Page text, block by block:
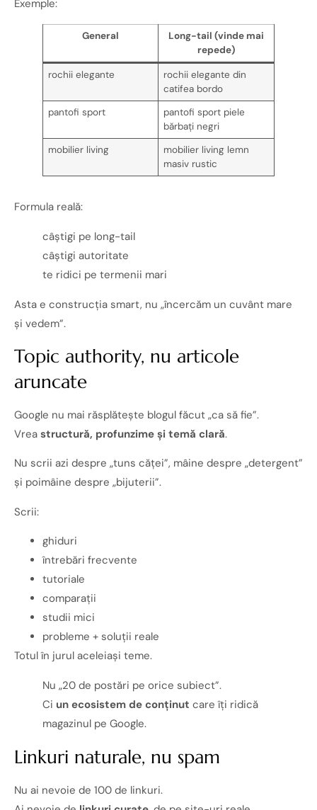
Exemple:
General
Long-tail (vinde mai
repede)
rochii elegante
rochii elegante din
catifea bordo
pantofi sport
pantofi sport piele
bărbați negri
mobilier living
mobilier living lemn
masiv rustic
Formula reală:
câștigi pe long-tail
câștigi autoritate
te ridici pe termenii mari
Asta e construcția smart, nu „încercăm un cuvânt mare
și vedem”.
Topic authority, nu articole
aruncate
Google nu mai răsplătește blogul făcut „ca să fie”.
Vrea structură, profunzime și temă clară.
Nu scrii azi despre „tuns căței”, mâine despre „detergent”
și poimâine despre „bijuterii”.
Scrii:
ghiduri
întrebări frecvente
tutoriale
comparații
studii mici
probleme + soluții reale
Totul în jurul aceleiași teme.
Nu „20 de postări pe orice subiect”.
Ci un ecosistem de conținut care îți ridică
magazinul pe Google.
Linkuri naturale, nu spam
Nu ai nevoie de 100 de linkuri.